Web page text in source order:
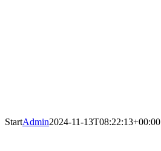
StartAdmin2024-11-13T08:22:13+00:00